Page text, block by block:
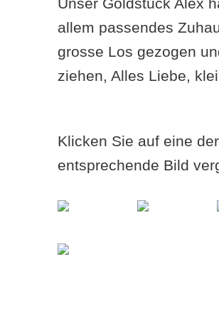
allem passendes
grosse Los gezogen
ziehen, Alles Liebe,
Klicken Sie auf eine
entsprechende Bild